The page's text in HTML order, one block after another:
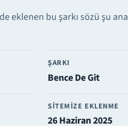
eklenen bu şarkı sözü şu
ŞARKI
Bence De Git
SITEMIZE EKLENME
26 Haziran 2025